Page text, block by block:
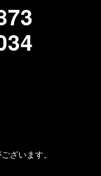
ざいます。